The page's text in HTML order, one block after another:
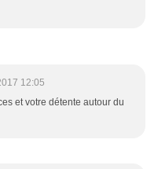
12:05
et votre détente autour du